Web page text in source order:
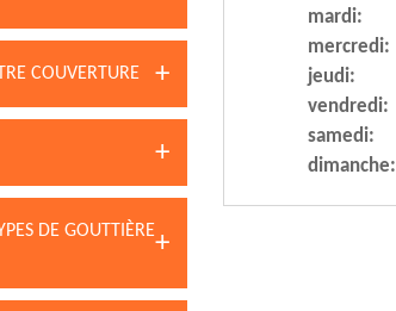
COUVERTURE
DE GOUTTIÈRE
mardi:
mercredi:
jeudi:
vendredi:
samedi:
dimanche: